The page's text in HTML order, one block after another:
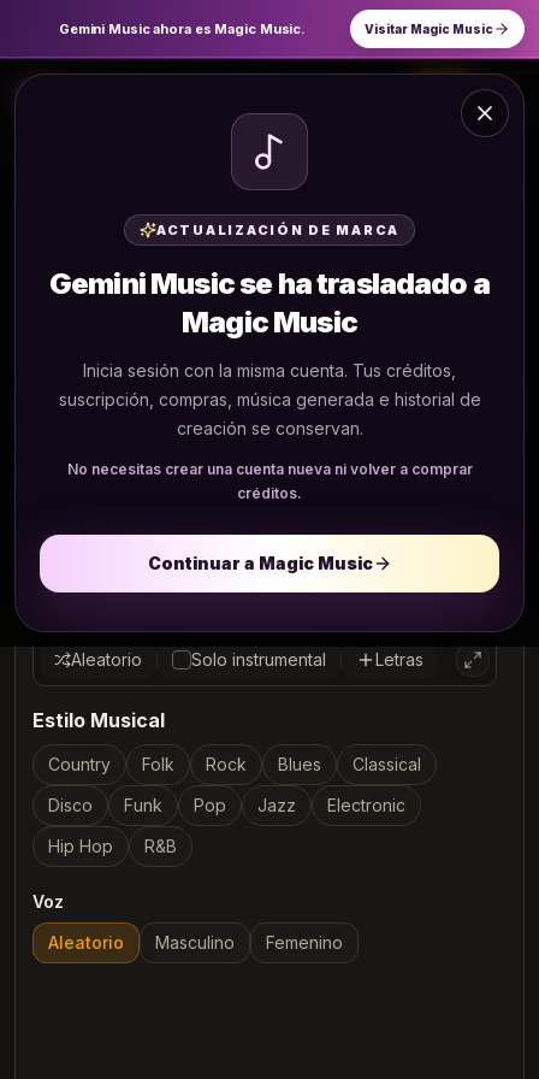
Gemini Music ahora es Magic Music. Visitar Magic Music
Sondo AI Music Generator Free Online
Sondo AI Music Generator Free Online
Sube cualquier canción o pega un enlace, y
musical completamente sincronizado con
imágenes adaptadas al compás y transiciones
de escena.
Texto a Música Letras a Música
Aleatorio Solo instrumental Letras
Estilo Musical
Country Folk Rock Blues
Classical
Disco
Funk Pop Jazz
Electronic
Hip Hop
R&B
Voz
Aleatorio
Masculino Femenino
ACTUALIZACIÓN DE MARCA
Gemini Music se ha trasladado a
Magic Music
Inicia sesión con la misma cuenta. Tus créditos,
suscripción, compras, música generada e historial de
creación se conservan.
No necesitas crear una cuenta nueva ni volver a comprar
créditos.
Continuar a Magic Music